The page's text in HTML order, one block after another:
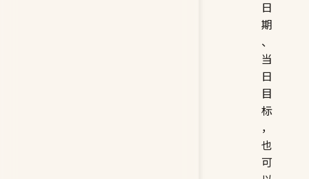
日
期
、
当
日
目
标
，
也
可